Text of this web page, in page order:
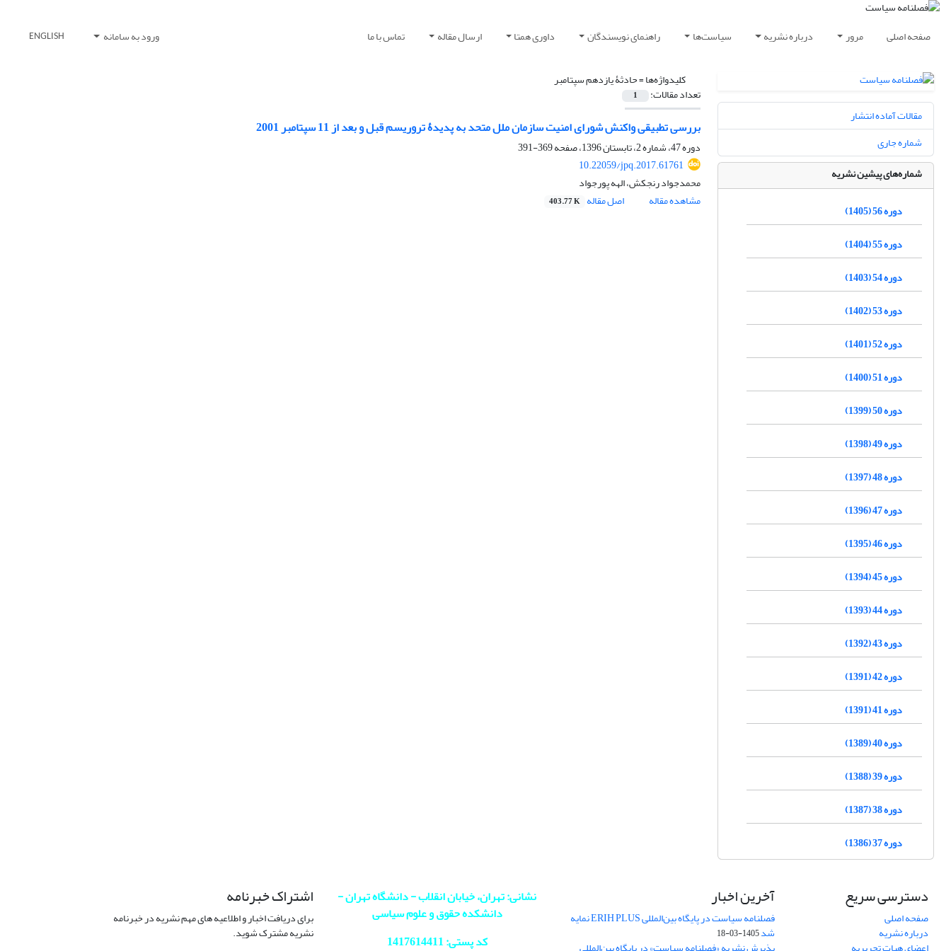
صفحه اصلی مرور درباره نشریه سیاست‌ها راهنمای نویسندگان داوری همتا ارسال مقاله تماس با ما ورود به سامانه ENGLISH
کلیدواژه‌ها =حادثۀ یازدهم سپتامبر
تعداد مقالات: 1
بررسی تطبیقی واکنش شورای امنیت سازمان ملل متحد به پدیدۀ تروریسم قبل و بعد از 11 سپتامبر 2001
دوره 47، شماره 2، تابستان 1396، صفحه
369-391
10.22059/jpq.2017.61761
محمدجواد رنجکش، الهه پورجواد
مشاهده مقاله
اصل مقاله 403.77 K
مقالات آماده انتشار
شماره جاری
شماره‌های پیشین نشریه
دوره 56 (1405)
دوره 55 (1404)
دوره 54 (1403)
دوره 53 (1402)
دوره 52 (1401)
دوره 51 (1400)
دوره 50 (1399)
دوره 49 (1398)
دوره 48 (1397)
دوره 47 (1396)
دوره 46 (1395)
دوره 45 (1394)
دوره 44 (1393)
دوره 43 (1392)
دوره 42 (1391)
دوره 41 (1391)
دوره 40 (1389)
دوره 39 (1388)
دوره 38 (1387)
دوره 37 (1386)
دسترسی سریع
صفحه اصلی
درباره نشریه
آخرین اخبار
فصلنامه سیاست در پایگاه بین‌المللی ERIH PLUS نمایه
شد1405-03-18
نشانی: تهران، خیابان انقلاب - دانشگاه تهران -
دانشکده حقوق و علوم سیاسی
کد پستی: 1417614411
اشتراک خبرنامه
برای دریافت اخبار و اطلاعیه های مهم نشریه در خبرنامه
نشریه مشترک شوید.